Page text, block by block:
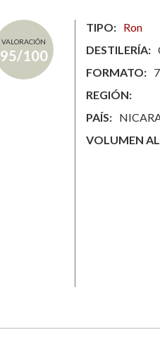
VALORACIÓN
95/100
TIPO
Ron
DESTILERÍA
FORMATO
REGIÓN
PAÍS
VOLUMEN